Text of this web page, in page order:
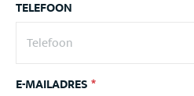
TELEFOON
E-MAILADRES*